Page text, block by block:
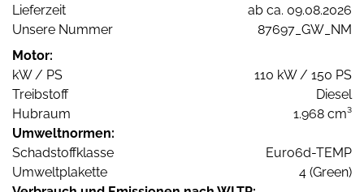
Lieferzeit
ab ca. 09.08.2026
Unsere Nummer
87697_GW_NM
Motor:
kW / PS
110 kW / 150 PS
Treibstoff
Diesel
Hubraum
1.968 cm³
Umweltnormen:
Schadstoffklasse
Euro6d-TEMP
Umweltplakette
4 (Green)